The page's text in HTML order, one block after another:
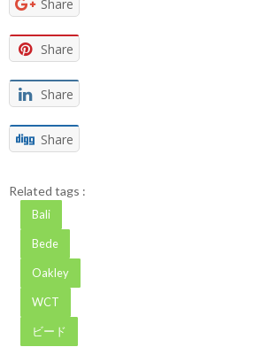
Share
Share
Share
Share
Related tags :
Bali
Bede
Oakley
WCT
ビード